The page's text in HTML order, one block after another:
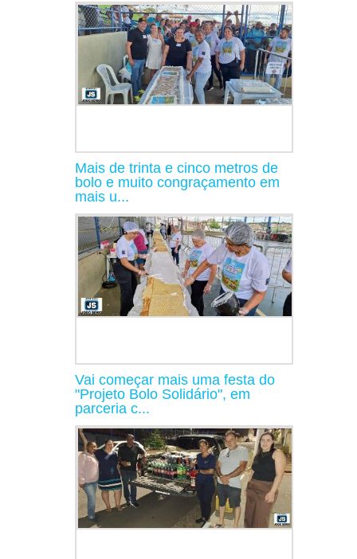
Mais de trinta e cinco metros de
bolo e muito congraçamento em
mais u...
Vai começar mais uma festa do
"Projeto Bolo Solidário", em
parceria c...